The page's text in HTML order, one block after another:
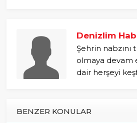
Denizlim
Şehrin nabzını
olmaya devam
dair herşeyi
BENZER KONULAR